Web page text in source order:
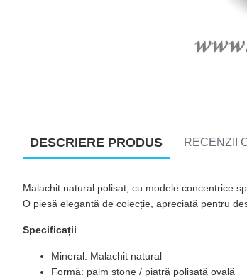
DESCRIERE PRODUS RECENZII
Malachit natural polisat, cu modele concentrice
O piesă elegantă de colecție, apreciată pentru
Specificații
Mineral: Malachit natural
Formă: palm stone / piatră polisată ovală